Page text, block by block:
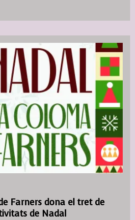
Farners dona el tret de
de Nadal